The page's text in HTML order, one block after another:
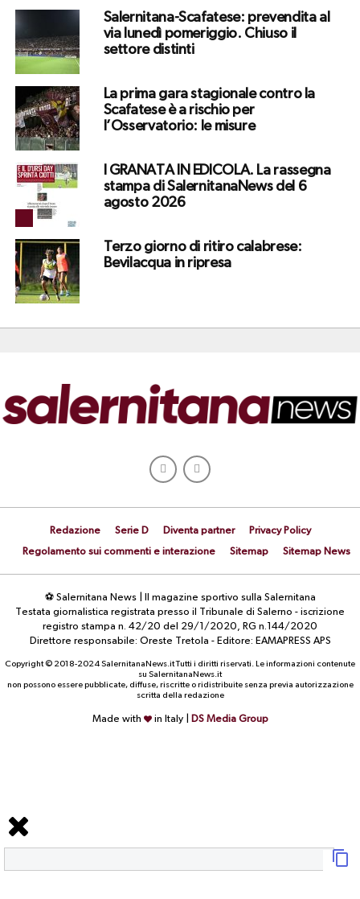
Salernitana-Scafatese: prevendita al
via lunedì pomeriggio. Chiuso il
settore distinti
La prima gara stagionale contro la
Scafatese è a rischio per
l’Osservatorio: le misure
I GRANATA IN EDICOLA. La rassegna
stampa di SalernitanaNews del 6
agosto 2026
Terzo giorno di ritiro calabrese:
Bevilacqua in ripresa
Redazione Serie D Diventa partner
Privacy Policy
Regolamento sui commenti e interazione
Sitemap Sitemap News
⚽ Salernitana News | Il magazine sportivo sulla Salernitana
Testata giornalistica registrata presso il Tribunale di Salerno - iscrizione
registro stampa n. 42/20 del 29/1/2020, RG n.144/2020
Direttore responsabile: Oreste Tretola - Editore: EAMAPRESS APS
Copyright © 2018-2024 SalernitanaNews.it Tutti i diritti riservati. Le informazioni contenute
su SalernitanaNews.it
non possono essere pubblicate, diffuse, riscritte o ridistribuite senza previa autorizzazione
scritta della redazione
Made with in Italy | DS Media Group